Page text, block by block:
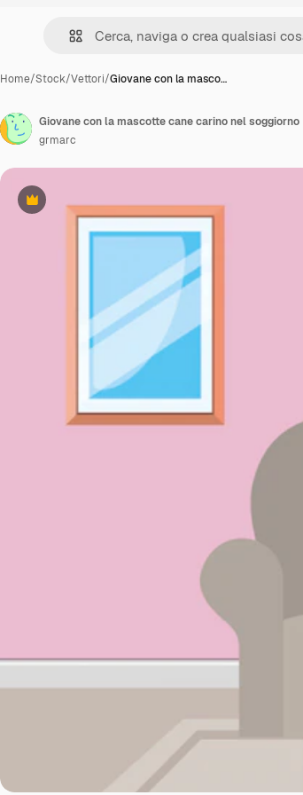
Home/Stock/Vettori/Giovane con la masco…
Premium
Giovane con la mascotte cane carino nel soggiorno
grmarc